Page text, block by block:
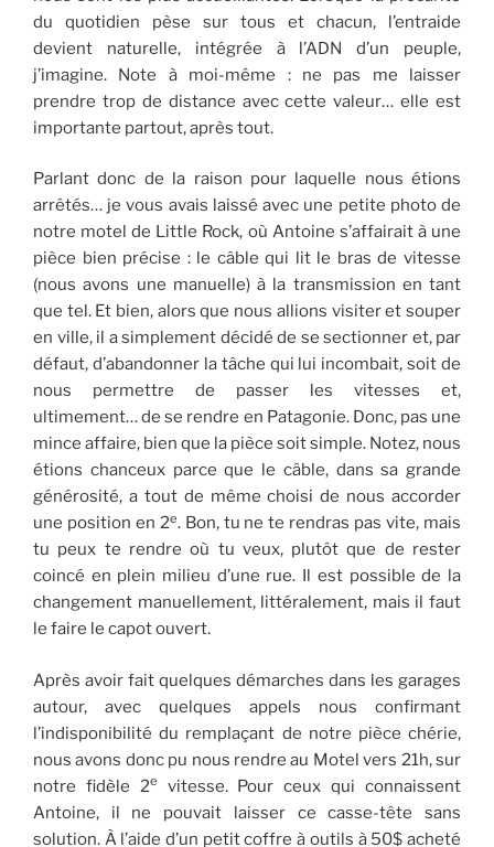
du quotidien pèse sur tous et chacun, l’entraide
devient naturelle, intégrée à l’ADN d’un peuple,
j’imagine. Note à moi-même : ne pas me laisser
prendre trop de distance avec cette valeur… elle est
importante partout, après tout.
Parlant donc de la raison pour laquelle nous étions
arrêtés… je vous avais laissé avec une petite photo de
notre motel de Little Rock, où Antoine s’affairait à une
pièce bien précise : le câble qui lit le bras de vitesse
(nous avons une manuelle) à la transmission en tant
que tel. Et bien, alors que nous allions visiter et souper
en ville, il a simplement décidé de se sectionner et, par
défaut, d’abandonner la tâche qui lui incombait, soit de
nous permettre de passer les vitesses et,
ultimement… de se rendre en Patagonie. Donc, pas une
mince affaire, bien que la pièce soit simple. Notez, nous
étions chanceux parce que le câble, dans sa grande
générosité, a tout de même choisi de nous accorder
une position en 2e. Bon, tu ne te rendras pas vite, mais
tu peux te rendre où tu veux, plutôt que de rester
coincé en plein milieu d’une rue. Il est possible de la
changement manuellement, littéralement, mais il faut
le faire le capot ouvert.
Après avoir fait quelques démarches dans les garages
autour, avec quelques appels nous confirmant
l’indisponibilité du remplaçant de notre pièce chérie,
nous avons donc pu nous rendre au Motel vers 21h, sur
notre fidèle 2e
vitesse. Pour ceux qui connaissent
Antoine, il ne pouvait laisser ce casse-tête sans
solution. À l’aide d’un petit coffre à outils à 50$ acheté